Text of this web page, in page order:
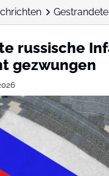
russische
gezwungen